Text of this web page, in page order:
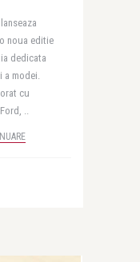
noua editie
dedicata
a modei.
cu
..